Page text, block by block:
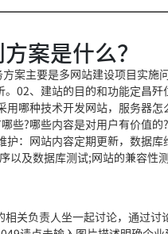
案是什么？
案主要是多网站建设项目实
02、建站的目的和功能定昌
哪种技术开发网站，服务器
些?哪些内容是对用户有价值
：网站内容定期更新，数据
以及数据库测试;网站的兼容性
关负责人坐一起讨论，通过